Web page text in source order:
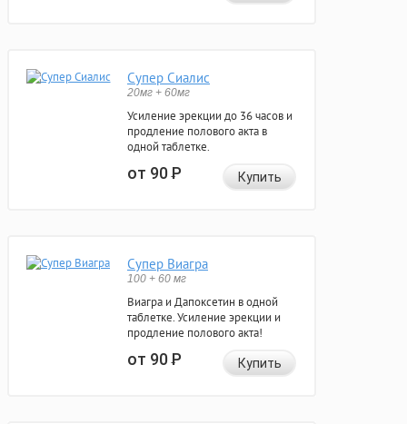
Супер Сиалис
20мг + 60мг
Усиление эрекции до 36 часов и
продление полового акта в
одной таблетке.
от 90Р Купить
Супер Виагра
100 + 60 мг
Виагра и Дапоксетин в одной
таблетке. Усиление эрекции и
продление полового акта!
от 90Р Купить